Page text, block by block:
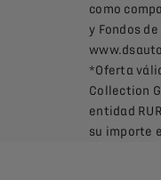
como
y Fondos
*Oferta
Collection
entidad
su importe